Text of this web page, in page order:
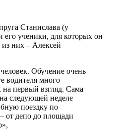
Станислава (у
его ученики, для которых он
них – Алексей
Обучение очень
водителя много
на первый взгляд. Сама
следующей неделе
поездку по
от депо до площади